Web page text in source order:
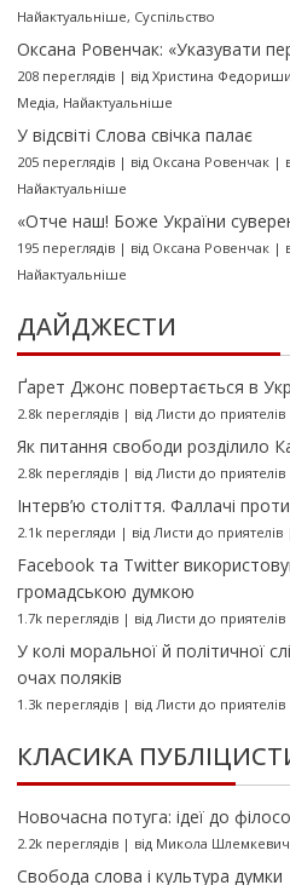
Найактуальніше, Суспільство
Оксана Ровенчак: «Указувати
208 переглядів| від Христина
Медіа, Найактуальніше
У відсвіті Слова свічка палає
205 переглядів| від Оксана Ровенчак|
Найактуальніше
«Отче наш! Боже України
195 переглядів| від Оксана Ровенчак|
Найактуальніше
ДАЙДЖЕСТИ
Ґарет Джонс повертається в
2.8k переглядів| від Листи до приятелів
Як питання свободи розділило
2.8k переглядів| від Листи до приятелів
Інтерв’ю століття. Фаллачі
2.1k перегляди | від Листи до приятелів|
Facebook та Twitter
громадською думкою
1.7k переглядів| від Листи до приятелів
У колі моральної й політичної
очах поляків
1.3k переглядів| від Листи до приятелів
КЛАСИКА
Новочасна потуга: ідеї до
2.2k переглядів| від Микола Шлемкевич
Свобода слова і культура думки